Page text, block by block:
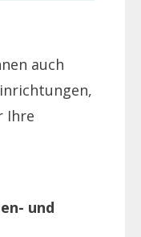
auch
Ihre
und